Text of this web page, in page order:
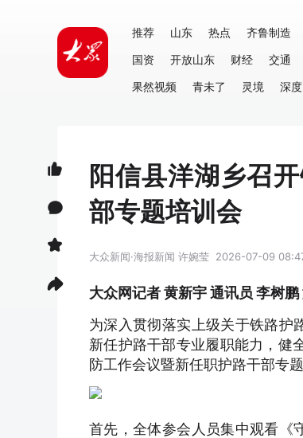
推荐 山东 热点 齐鲁制造
国资
开放山东 财经 交通
果然视频
青未了 灵境 深度
阳信县洋湖乡召
部专题培训会
大众新闻·海报新闻 许婉莹 2026-07-09
大众网记者 黄新宇 通讯员 李树
为深入贯彻落实上级关于铁路护
新任护路干部专业履职能力，健
防工作会议暨新任职护路干部专题
首先，全体参会人员集中观看《